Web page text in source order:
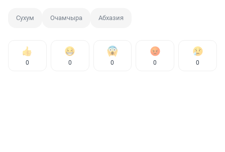
Сухум Очамчыра Абхазия
0 0 0 0 0